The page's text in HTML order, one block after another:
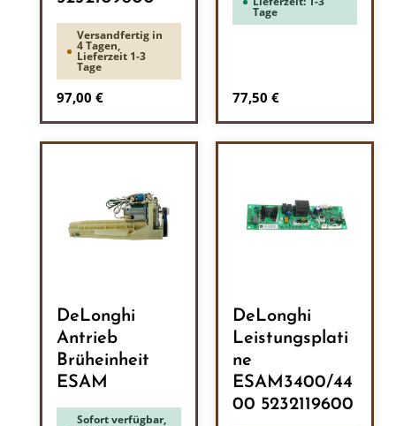
Versandfertig in
4 Tagen,
Lieferzeit 1-3
Tage
Regulärer Preis:
97,00 €
Tage
Regulärer Preis:
77,50 €
DeLonghi
Antrieb
Brüheinheit
ESAM
Sofort verfügbar,
DeLonghi
Leistungsplati
ne
ESAM3400/44
00 5232119600